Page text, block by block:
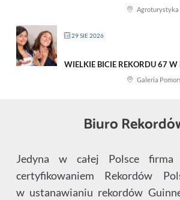
Agroturystyka
29 SIE 2026
WIELKIE BICIE REKORDU 67 W
Galeria
Biuro
Jedyna w całej Polsce firma
certyfikowaniem Rekordów
w ustanawianiu rekordów